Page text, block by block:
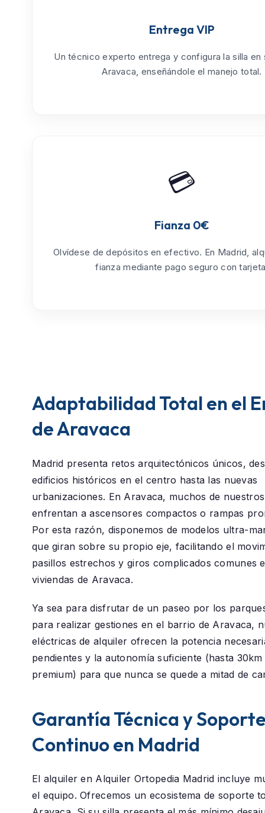
Entrega VIP
Un técnico experto entrega y configura la silla en
Aravaca, enseñándole el manejo total.
💳
Fianza 0€
Olvídese de depósitos en efectivo. En Madrid,
fianza mediante pago seguro con
Adaptabilidad Total en el
de Aravaca
Madrid presenta retos arquitectónicos únicos,
edificios históricos en el centro hasta las nuevas
urbanizaciones. En Aravaca, muchos de
enfrentan a ascensores compactos o rampas
Por esta razón, disponemos de modelos ultra-
que giran sobre su propio eje, facilitando el
pasillos estrechos y giros complicados comunes
viviendas de Aravaca.
Ya sea para disfrutar de un paseo por los
para realizar gestiones en el barrio de Aravaca,
eléctricas de alquiler ofrecen la potencia
pendientes y la autonomía suficiente (hasta
premium) para que nunca se quede a mitad de
Garantía Técnica y
Continuo en Madrid
El alquiler en Alquiler Ortopedia Madrid incluye
el equipo. Ofrecemos un ecosistema de soporte